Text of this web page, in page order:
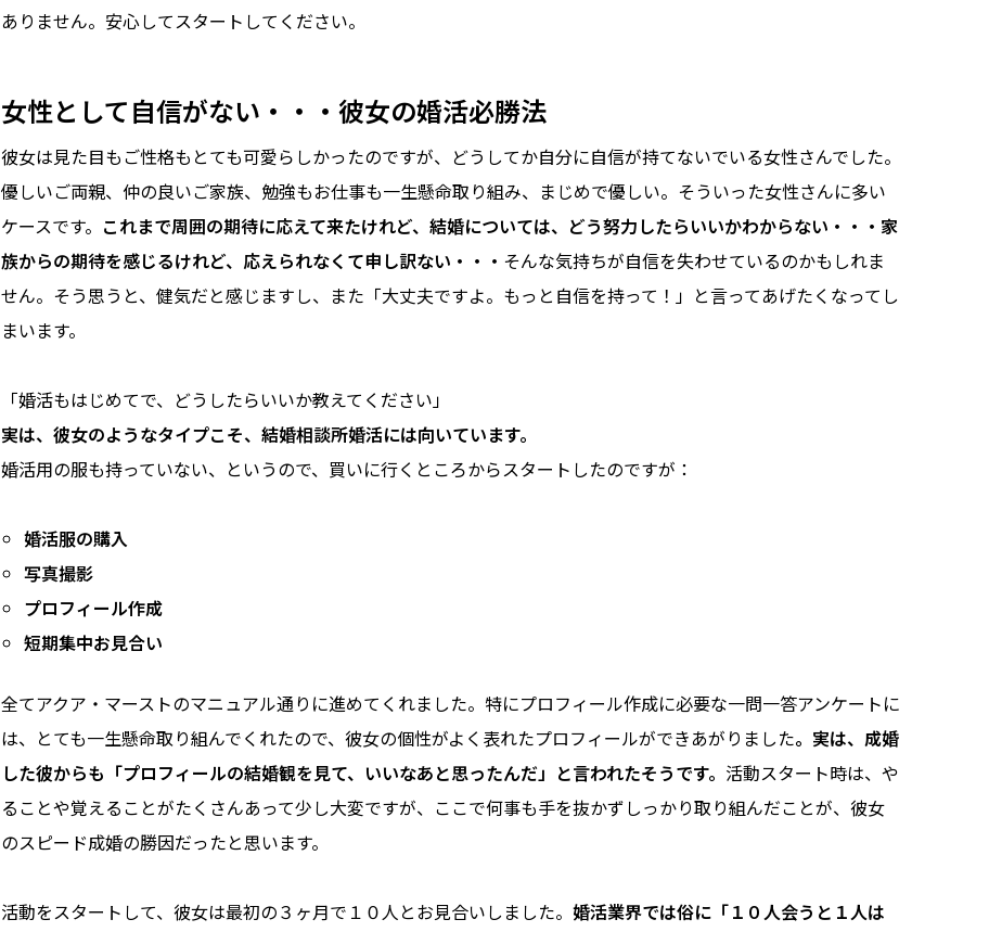
ありません。安心してスタートしてください。
女性として自信がない・・・彼女の婚活必勝法
彼女は見た目もご性格もとても可愛らしかったのですが、どうしてか自分に自信が持てないでいる女性さんでした。
優しいご両親、仲の良いご家族、勉強もお仕事も一生懸命取り組み、まじめで優しい。そういった女性さんに多い
ケースです。 これまで周囲の期待に応えて来たけれど、結婚については、どう努力したらいいかわからない・・・家
族からの期待を感じるけれど、応えられなくて申し訳ない・・・ そんな気持ちが自信を失わせているのかもしれま
せん。そう思うと、健気だと感じますし、また「大丈夫ですよ。もっと自信を持って！」と言ってあげたくなってし
まいます。
「婚活もはじめてで、どうしたらいいか教えてください」
実は、彼女のようなタイプこそ、結婚相談所婚活には向いています。
婚活用の服も持っていない、というので、買いに行くところからスタートしたのですが：
婚活服の購入
写真撮影
プロフィール作成
短期集中お見合い
全てアクア・マーストのマニュアル通りに進めてくれました。特にプロフィール作成に必要な一問一答アンケートに
は、とても一生懸命取り組んでくれたので、彼女の個性がよく表れたプロフィールができあがりました。実は、成婚
した彼からも「プロフィールの結婚観を見て、いいなあと思ったんだ」と言われたそうです。 活動スタート時は、や
ることや覚えることがたくさんあって少し大変ですが、ここで何事も手を抜かずしっかり取り組んだことが、彼女
のスピード成婚の勝因だったと思います。
活動をスタートして、彼女は最初の３ヶ月で１０人とお見合いしました。 婚活業界では俗に「１０人会うと１人は